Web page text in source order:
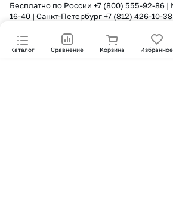
Каталог Сравнение Корзина Избранное
Бесплатно по России +7 (800) 555-92-86 |
16-40 | Санкт-Петербург+7 (812) 426-10-38